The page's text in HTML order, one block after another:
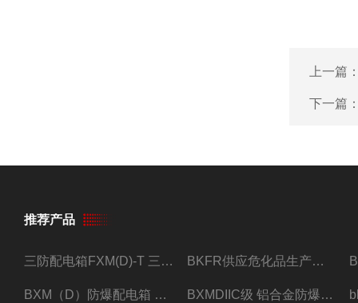
上一篇
下一篇
推荐产品
三防配电箱FXM(D)-T 三防型黑色工程塑料 BKFR供应危化品生产车间1.5匹2匹3匹5匹防爆空调
BXM（D）防爆配电箱 防爆照明动力箱厂家 定做 BXMDIIC级 铝合金防爆照明动力配电箱 加工定做